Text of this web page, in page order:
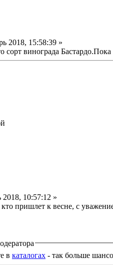
2018, 15:58:39 »
сорт винограда
10:57:12 »
пришлет к весне, с
в каталогах - так больше